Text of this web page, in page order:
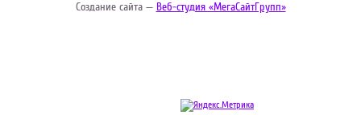
Создание сайта — Веб-студия «МегаСайтГрупп»